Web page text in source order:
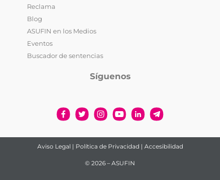
Reclama
Blog
ASUFIN en los Medios
Eventos
Buscador de sentencias
Síguenos
Aviso Legal | Política de Privacidad | Accesibilidad
© 2026 – ASUFIN